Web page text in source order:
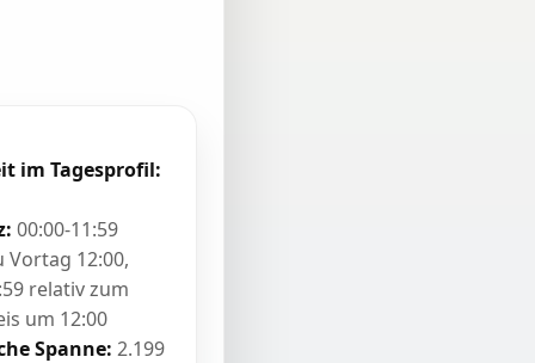
im Tagesprofil:
00:00-11:59
Vortag 12:00,
relativ zum
um 12:00
Spanne: 2.199